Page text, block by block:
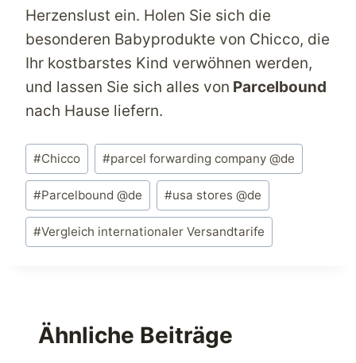
Herzenslust ein. Holen Sie sich die
besonderen Babyprodukte von Chicco, die
Ihr kostbarstes Kind verwöhnen werden,
und lassen Sie sich alles von Parcelbound
nach Hause liefern.
Schlagworte:
#Chicco #parcel forwarding company @de
#Parcelbound @de #usa stores @de
#Vergleich internationaler Versandtarife
Ähnliche Beiträge